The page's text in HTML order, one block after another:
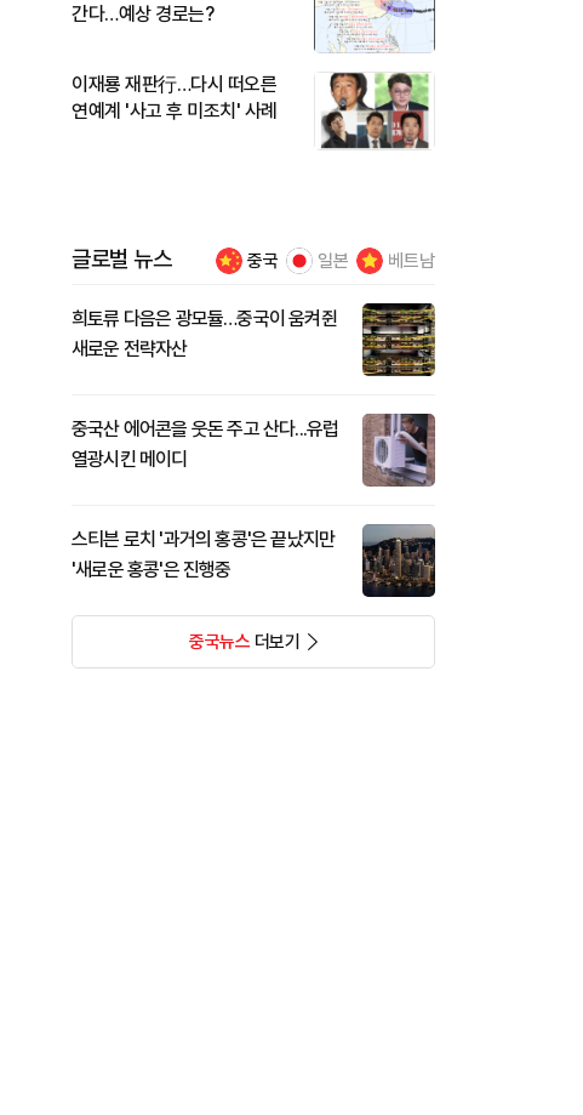
간다…예상 경로는?
이재룡 재판行…다시 떠오른
연예계 '사고 후 미조치' 사례
글로벌 뉴스 중국 일본 베트남
희토류 다음은 광모듈…중국이 움켜쥔
새로운 전략자산
중국산 에어콘을 웃돈 주고 산다...유럽
열광시킨 메이디
스티븐 로치 '과거의 홍콩'은 끝났지만
'새로운 홍콩'은 진행중
중국뉴스더보기